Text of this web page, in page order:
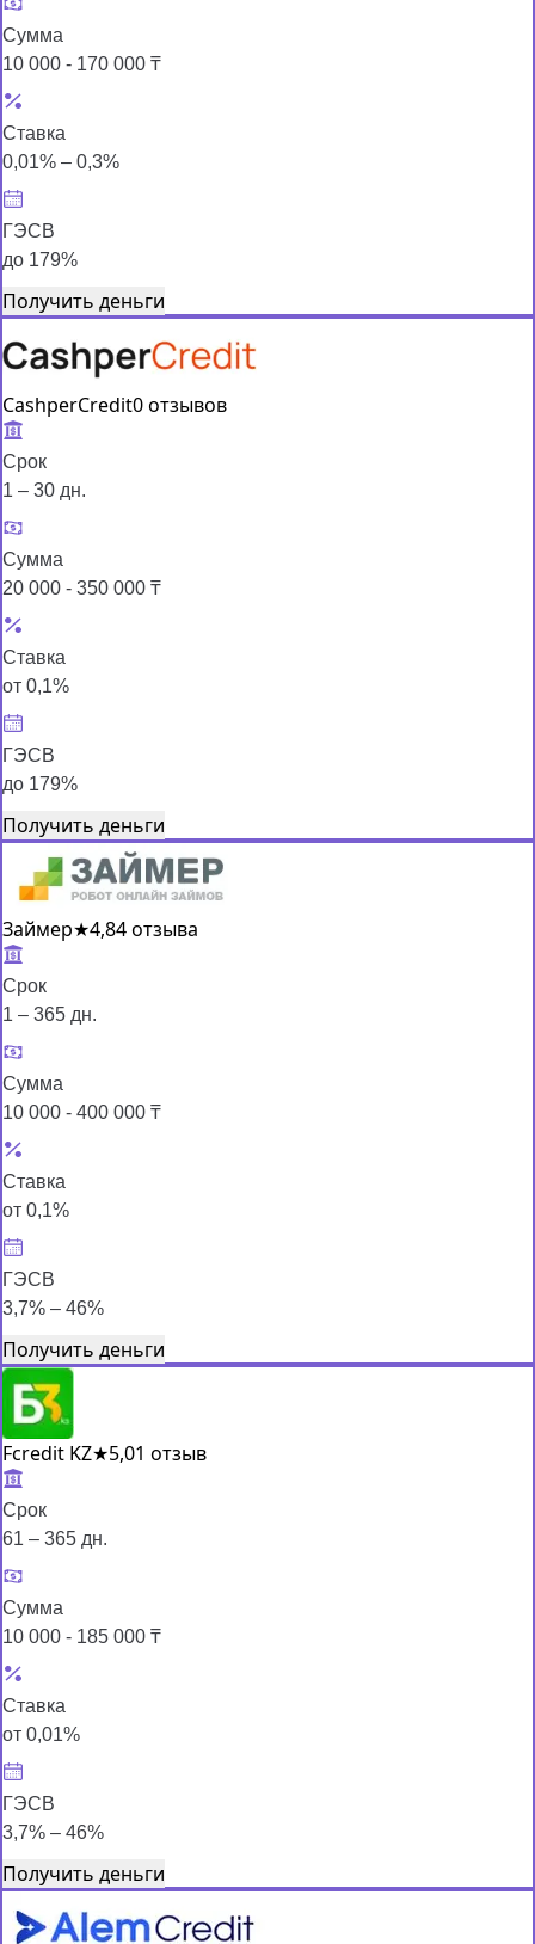
Сумма
10 000 - 170 000 ₸
Ставка
0,01% – 0,3%
ГЭСВ
до 179%
Получить деньги
CashperCredit0 отзывов
Срок
1 – 30 дн.
Сумма
20 000 - 350 000 ₸
Ставка
от 0,1%
ГЭСВ
до 179%
Получить деньги
Займер★4,84 отзыва
Срок
1 – 365 дн.
Сумма
10 000 - 400 000 ₸
Ставка
от 0,1%
ГЭСВ
3,7% – 46%
Получить деньги
Fcredit KZ★5,01 отзыв
Срок
61 – 365 дн.
Сумма
10 000 - 185 000 ₸
Ставка
от 0,01%
ГЭСВ
3,7% – 46%
Получить деньги